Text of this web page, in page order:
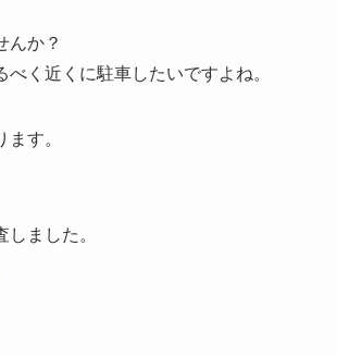
んか？
く近くに駐車したいですよね。
す。
ました。